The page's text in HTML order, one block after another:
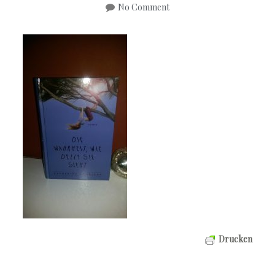
No Comment
Drucken